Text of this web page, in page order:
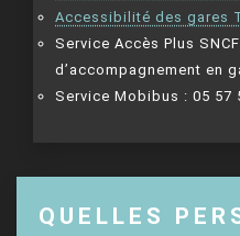
Accessibilité des gares
Service Accès Plus
d’accompagnement en
Service Mobibus : 05 57
QUELLES